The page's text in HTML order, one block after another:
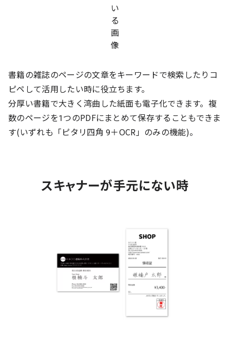
書籍の雑誌のページの文章をキーワードで検索したりコ
ピペして活用したい時に役立ちます。
分厚い書籍で大きく湾曲した紙面も電子化できます。複
数のページを1つのPDFにまとめて保存することもできま
す(いずれも「ピタリ四角 9＋OCR」のみの機能)。
スキャナーが手元にない時